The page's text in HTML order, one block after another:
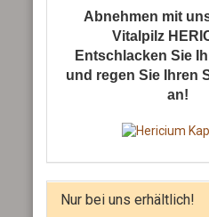
Abnehmen mit
Vitalpilz
Entschlacken Sie
und regen Sie Ihren
an!
Nur bei uns erhältlich!